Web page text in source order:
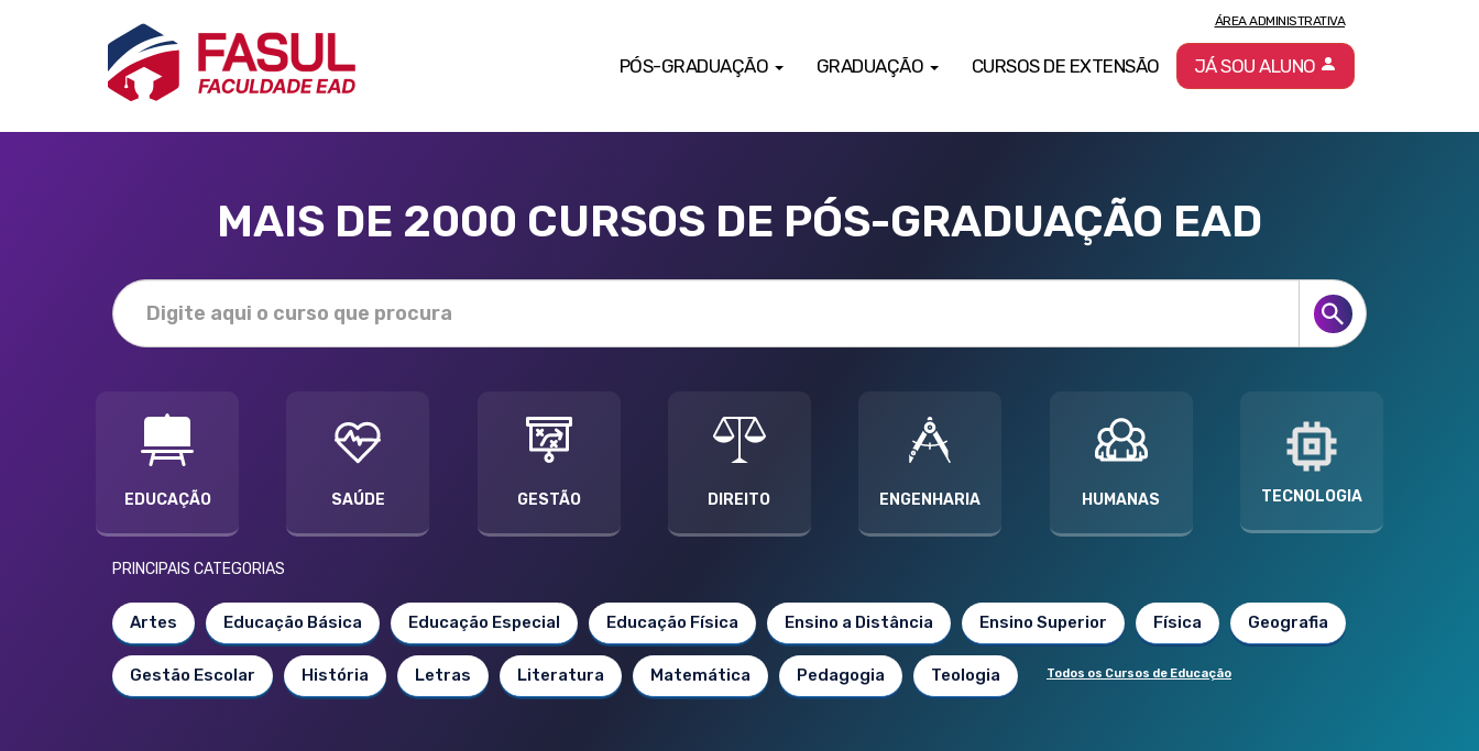
PÓS-GRADUAÇÃO GRADUAÇÃO CURSOS DE EXTENSÃO
ÁREA ADMINISTRATIVA
JÁ SOU ALUNO
MAIS DE 2000 CURSOS DE PÓS-GRADUAÇÃO EAD
EDUCAÇÃO SAÚDE GESTÃO DIREITO ENGENHARIA HUMANAS TECNOLOGIA
PRINCIPAIS CATEGORIAS
Artes Educação Básica Educação Especial Educação Física Ensino a Distância Ensino Superior Física Geografia
Gestão Escolar História Letras Literatura Matemática Pedagogia Teologia Todos os Cursos de Educação